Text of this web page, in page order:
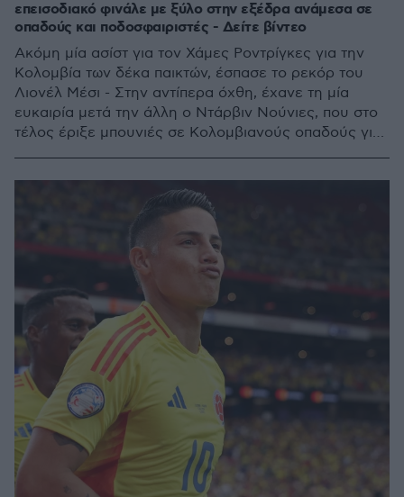
επεισοδιακό φινάλε με ξύλο στην εξέδρα ανάμεσα σε
οπαδούς και ποδοσφαιριστές - Δείτε βίντεο
Aκόμη μία ασίστ για τον Χάμες Ροντρίγκες για την
Κολομβία των δέκα παικτών, έσπασε το ρεκόρ του
Λιονέλ Μέσι - Στην αντίπερα όχθη, έχανε τη μία
ευκαιρία μετά την άλλη ο Ντάρβιν Νούνιες, που στο
τέλος έριξε μπουνιές σε Κολομβιανούς οπαδούς για